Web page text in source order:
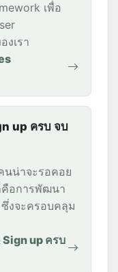
เพื่อ
งเรา
up ครบ จบ
นน่าจะรอคอย
อการพัฒนา
งจะครอบคลุม
Sign up ครบ